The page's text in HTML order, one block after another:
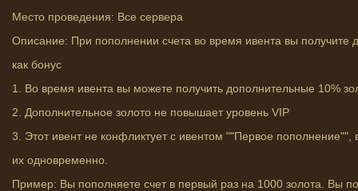
Место проведения: Все сервера
Описание: При пополнении счета во время ивента вы получите
как бонус
1. Во время ивента вы можете получить дополнительные 10%
2. Дополнительное золото не повышает уровень VIP
3. Этот ивент не конфликтует с ивентом ""Первое
их одновременно.
Пример: Вы пополняете счет в первый раз на 1000 золота. Вы